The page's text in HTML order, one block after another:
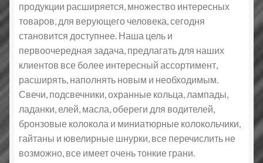
продукции расширяется, множество интересных
товаров, для верующего человека, сегодня
становится доступнее. Наша цель и
первоочередная задача, предлагать для наших
клиентов все более интересный ассортимент,
расширять, наполнять новым и необходимым.
Свечи, подсвечники, охранные кольца, лампады,
ладанки, елей, масла, обереги для водителей,
бронзовые колокола и миниатюрные колокольчики,
гайтаны и ювелирные шнурки, все перечислить не
возможно, все имеет очень тонкие грани.